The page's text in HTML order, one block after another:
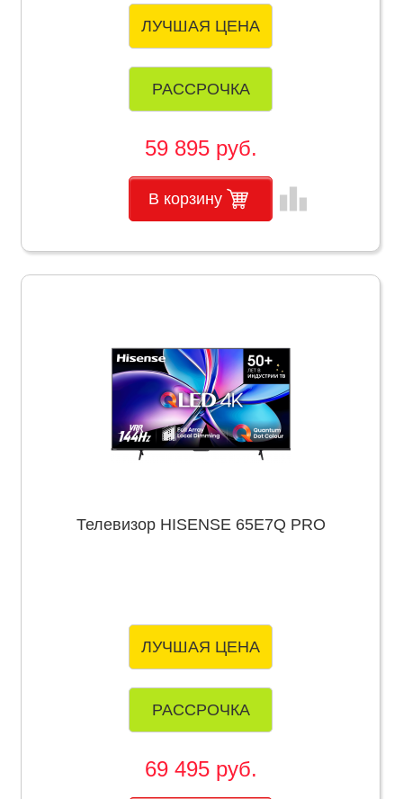
ЛУЧШАЯ ЦЕНА
РАССРОЧКА
59 895 руб.
В корзину leaderboard
Телевизор HISENSE 65E7Q PRO
ЛУЧШАЯ ЦЕНА
РАССРОЧКА
69 495 руб.